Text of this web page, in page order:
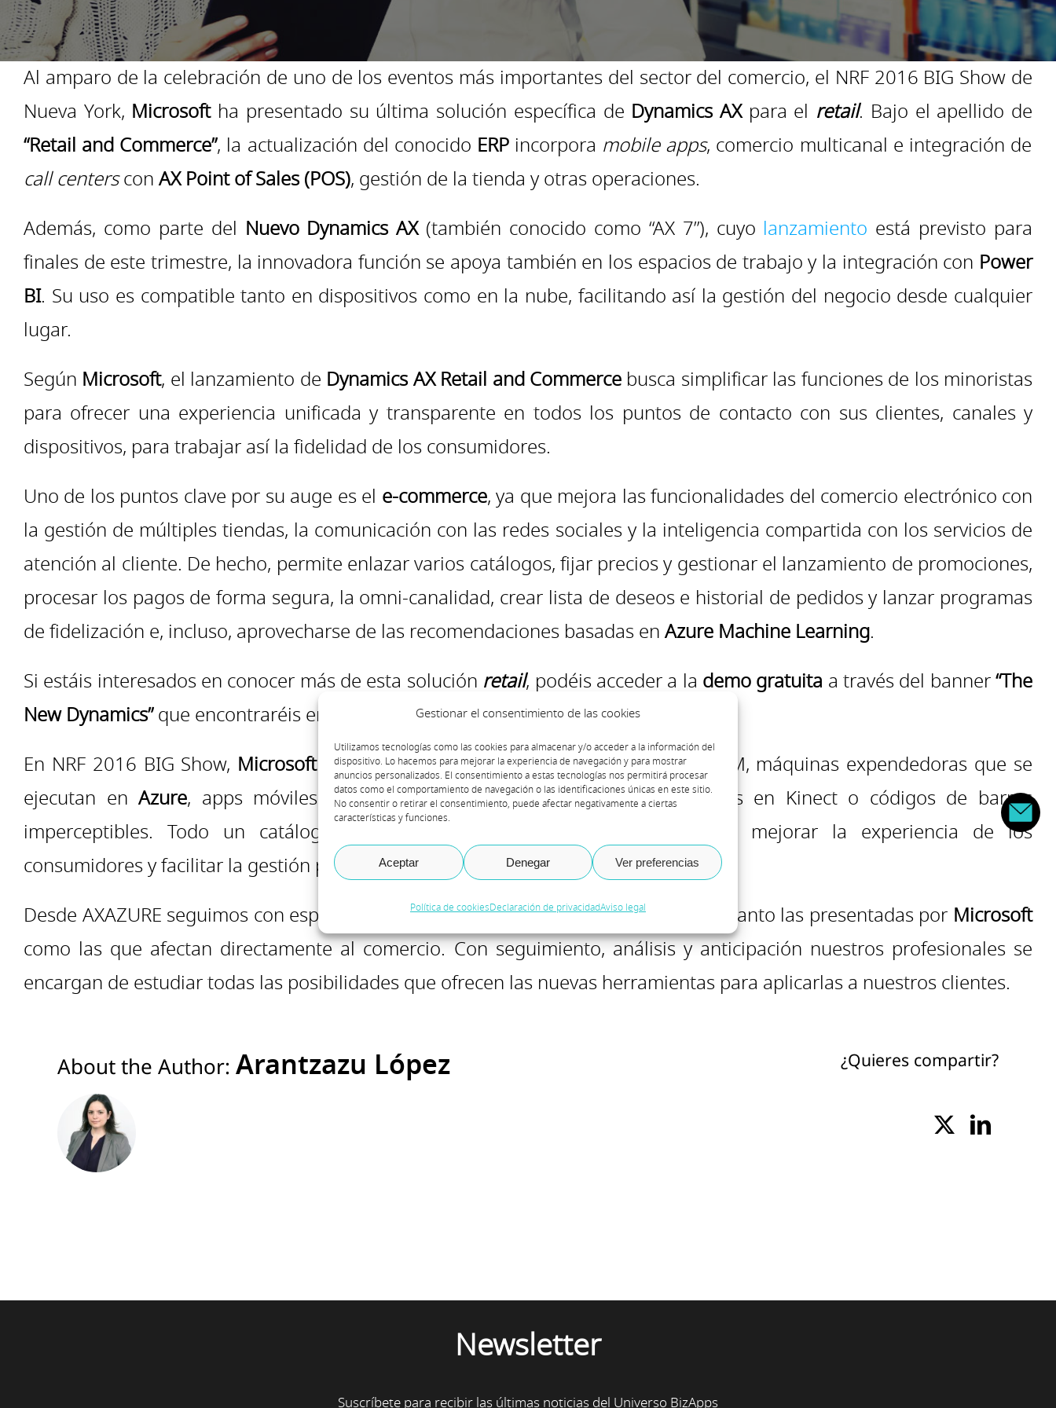
Gestionar el consentimiento de las cookies
Utilizamos tecnologías como las cookies para almacenar y/o acceder a la información del
dispositivo. Lo hacemos para mejorar la experiencia de navegación y para mostrar
anuncios personalizados. El consentimiento a estas tecnologías nos permitirá procesar
datos como el comportamiento de navegación o las identificaciones únicas en este sitio.
No consentir o retirar el consentimiento, puede afectar negativamente a ciertas
características y funciones.
Aceptar Denegar Ver preferencias
Política de cookiesDeclaración de privacidadAviso legal
Al amparo de la celebración de uno de los eventos más importantes del sector del comercio, el NRF 2016 BIG Show de
Nueva York, Microsoft ha presentado su última solución específica de Dynamics AXpara el retail. Bajo el apellido de
“Retail and Commerce”, la actualización del conocido ERPincorpora mobile apps, comercio multicanal e integración de
call centersconAX Point of Sales (POS), gestión de la tienda y otras operaciones.
Además, como parte del Nuevo Dynamics AX(también conocido como “AX 7”), cuyo lanzamiento está previsto para
finales de este trimestre, la innovadora función se apoya también en los espacios de trabajo y la integración con Power
BI. Su uso es compatible tanto en dispositivos como en la nube, facilitando así la gestión del negocio desde cualquier
lugar.
Según Microsoft, el lanzamiento de Dynamics AX Retail and Commercebusca simplificar las funciones de los minoristas
para ofrecer una experiencia unificada y transparente en todos los puntos de contacto con sus clientes, canales y
dispositivos, para trabajar así la fidelidad de los consumidores.
Uno de los puntos clave por su auge es el e-commerce, ya que mejora las funcionalidades del comercio electrónico con
la gestión de múltiples tiendas, la comunicación con las redes sociales y la inteligencia compartida con los servicios de
atención al cliente. De hecho, permite enlazar varios catálogos, fijar precios y gestionar el lanzamiento de promociones,
procesar los pagos de forma segura, la omni-canalidad, crear lista de deseos e historial de pedidos y lanzar programas
de fidelización e, incluso, aprovecharse de las recomendaciones basadas enAzure Machine Learning.
Si estáis interesados en conocer más de esta solución retail, podéis acceder a la demo gratuita a través del banner“The
New Dynamics”que encontraréis en El Rincón Dynamics.
En NRF 2016 BIG Show, Microsoft también presenta novedades en soluciones CRM, máquinas expendedoras que se
ejecutan enAzure, apps móviles, sistemas inteligentes LED, soluciones basadas en Kinect o códigos de barras
imperceptibles. Todo un catálogo de innovaciones tecnológicas enfocadas a mejorar la experiencia de los
consumidores y facilitar la gestión por parte de las empresas.
Desde AXAZURE seguimos con especial interés todas y cada una de las novedades, tanto las presentadas por Microsoft
como las que afectan directamente al comercio. Con seguimiento, análisis y anticipación nuestros profesionales se
encargan de estudiar todas las posibilidades que ofrecen las nuevas herramientas para aplicarlas a nuestros clientes.
About the Author:Arantzazu López ¿Quieres compartir?
Newsletter
Suscríbete para recibir las últimas noticias del Universo BizApps